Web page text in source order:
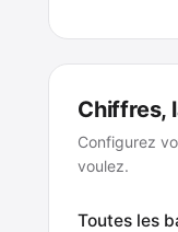
Chiffres,
Configurez
voulez.
Toutes les